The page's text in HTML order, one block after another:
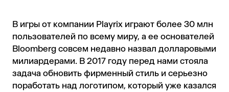
В игры от компании Playrix играют более 30 млн
пользователей по всему миру, а ее основателей
Bloomberg совсем недавно назвал долларовыми
милиардерами. В 2017 году перед нами стояла
задача обновить фирменный стиль и серьезно
поработать над логотипом, который уже казался